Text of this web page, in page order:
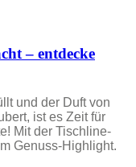
– entdecke
und der Duft von
ist es Zeit für
Mit der Tischline-
Genuss-Highlight.